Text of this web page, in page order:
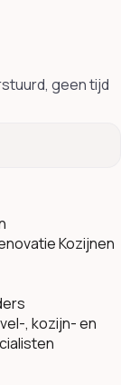
geen tijd
Kozijnen
, kozijn- en